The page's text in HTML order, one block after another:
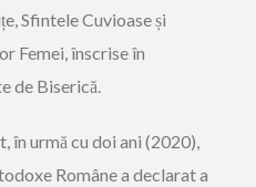
Sfintele Cuvioase și
Femei, înscrise în
de Biserică.
în urmă cu doi ani (2020),
Române a declarat a